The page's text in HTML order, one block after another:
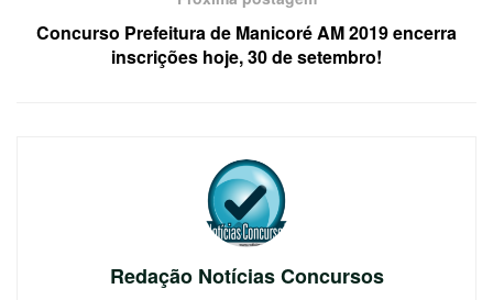
Concurso Prefeitura de Manicoré AM 2019 encerra
inscrições hoje, 30 de setembro!
Redação Notícias Concursos